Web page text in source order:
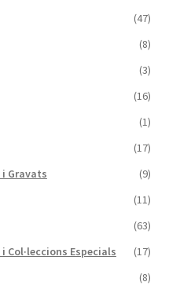
(47)
(8)
(3)
(16)
(1)
(17)
i Gravats
(9)
(11)
(63)
Col·leccions Especials
(17)
(8)